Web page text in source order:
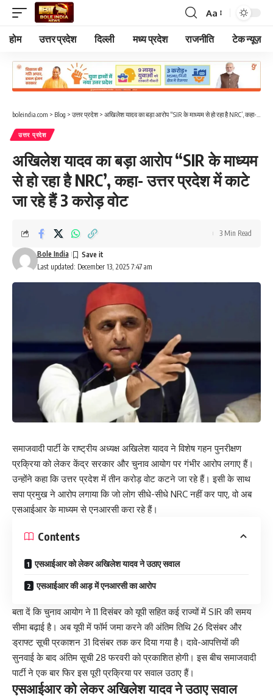
Font
Resizer
Aa
होम उत्तर प्रदेश दिल्ली मध्य प्रदेश राजनीति टेक न्यूज़
boleindia.com > Blog > उत्तर प्रदेश> अखिलेश यादव का बड़ा आरोप “SIR के माध्यम से हो रहा है NRC’, कहा- उत्तर प्रदेश में काटे जा रहे हैं 3 करोड़ वोट
उत्तर प्रदेश
अखिलेश यादव का बड़ा आरोप “SIR के माध्यम
से हो रहा है NRC’, कहा- उत्तर प्रदेश में काटे
जा रहे हैं 3 करोड़ वोट
Last updated: December 13, 2025 7:47 am
Bole India
3 Min Read
समाजवादी पार्टी के राष्ट्रीय अध्यक्ष अखिलेश यादव ने विशेष गहन पुनरीक्षण
प्रक्रिया को लेकर केंद्र सरकार और चुनाव आयोग पर गंभीर आरोप लगाए हैं।
उन्होंने कहा कि उत्तर प्रदेश में तीन करोड़ वोट कटने जा रहे हैं। इसी के साथ
सपा प्रमुख ने आरोप लगाया कि जो लोग सीधे-सीधे NRC नहीं कर पाए, वो अब
एसआईआर के माध्यम से एनआरसी करा रहे हैं।
Contents
एसआईआर को लेकर अखिलेश यादव ने उठाए सवाल
एसआईआर की आड़ में एनआरसी का आरोप
बता दें कि चुनाव आयोग ने 11 दिसंबर को यूपी सहित कई राज्यों में SIR की समय
सीमा बढ़ाई है। अब यूपी में फॉर्म जमा करने की अंतिम तिथि 26 दिसंबर और
ड्राफ्ट सूची प्रकाशन 31 दिसंबर तक कर दिया गया है। दावे-आपत्तियों की
सुनवाई के बाद अंतिम सूची 28 फरवरी को प्रकाशित होगी। इस बीच समाजवादी
पार्टी ने एक बार फिर इस पूरी प्रक्रिया पर सवाल उठाए हैं।
एसआईआर को लेकर अखिलेश यादव ने उठाए सवाल